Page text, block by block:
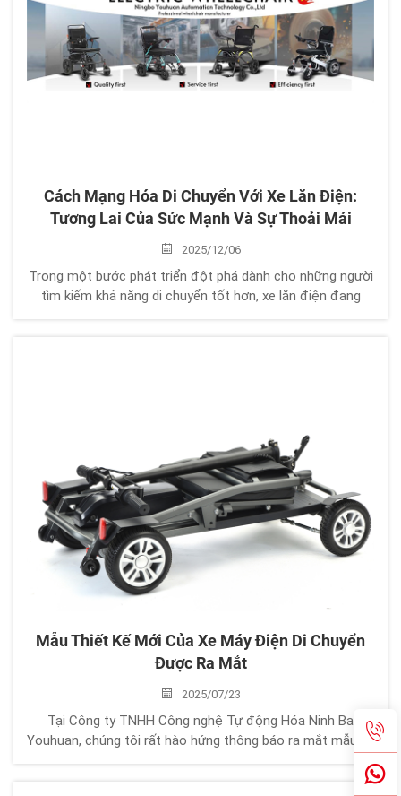
Cách Mạng Hóa Di Chuyển Với Xe Lăn Điện:
Tương Lai Của Sức Mạnh Và Sự Thoải Mái
2025/12/06
Trong một bước phát triển đột phá dành cho những người
tìm kiếm khả năng di chuyển tốt hơn, xe lăn điện đang
Mẫu Thiết Kế Mới Của Xe Máy Điện Di Chuyển
Được Ra Mắt
2025/07/23
Tại Công ty TNHH Công nghệ Tự động Hóa Ninh Ba
Youhuan, chúng tôi rất hào hứng thông báo ra mắt mẫu xe
tiện lợi, độ bền và sự thuận tiện cho người dùng. Mẫu xe